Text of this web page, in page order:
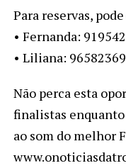
Para reservas,
• Fernanda:
• Liliana:
Não perca esta
finalistas
ao som do melhor